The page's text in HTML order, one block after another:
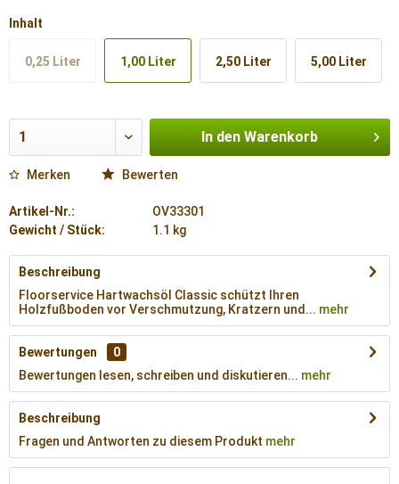
Inhalt
0,25 Liter 1,00 Liter 2,50 Liter 5,00 Liter
In den Warenkorb
Merken Bewerten
Artikel-Nr.:
OV33301
Gewicht / Stück:
1.1 kg
Beschreibung
Floorservice Hartwachsöl Classic schützt Ihren
Holzfußboden vor Verschmutzung, Kratzern und... mehr
Bewertungen
0
Bewertungen lesen, schreiben und diskutieren... mehr
Beschreibung
Fragen und Antworten zu diesem Produkt mehr